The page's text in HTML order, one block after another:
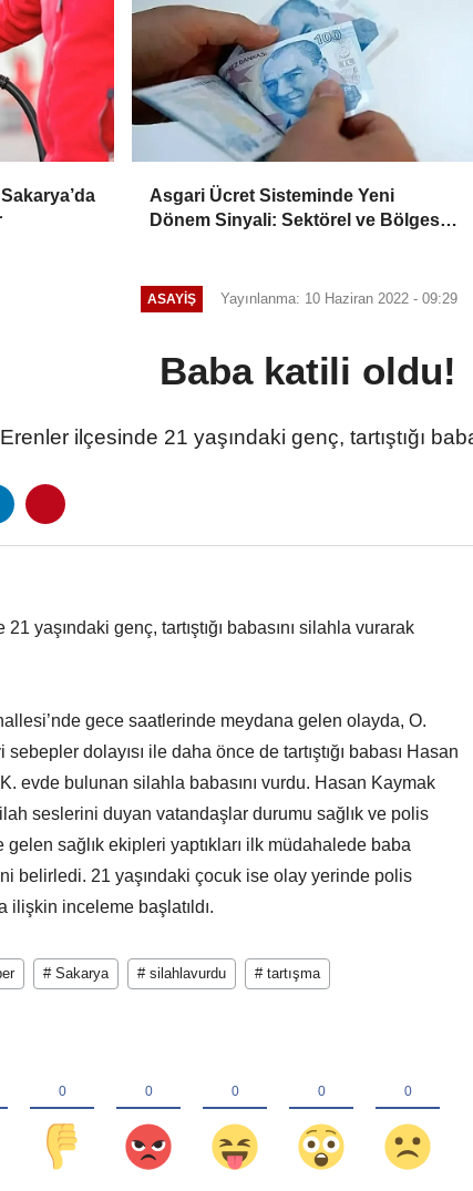
Asgari Ücret Sisteminde Yeni
Dönem Sinyali: Sektörel ve Bölgesel
ASAYIŞ Yayınlanma: 10 Haziran 2022 - 09:29
Baba katili oldu!
ilçesinde 21 yaşındaki genç, tartıştığı
21 yaşındaki genç, tartıştığı babasını silahla vurarak
gece saatlerinde meydana gelen olayda, O.
dolayısı ile daha önce de tartıştığı babası Hasan
evde bulunan silahla babasını vurdu. Hasan Kaymak
seslerini duyan vatandaşlar durumu sağlık ve polis
sağlık ekipleri yaptıkları ilk müdahalede baba
belirledi. 21 yaşındaki çocuk ise olay yerinde polis
ilişkin inceleme başlatıldı.
# Sakarya # silahlavurdu # tartışma